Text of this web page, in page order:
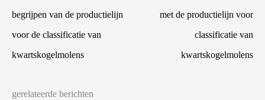
begrijpen van de productielijn
voor de classificatie van
kwartskogelmolens
met de productielijn voor
classificatie van
kwartskogelmolens
gerelateerde berichten